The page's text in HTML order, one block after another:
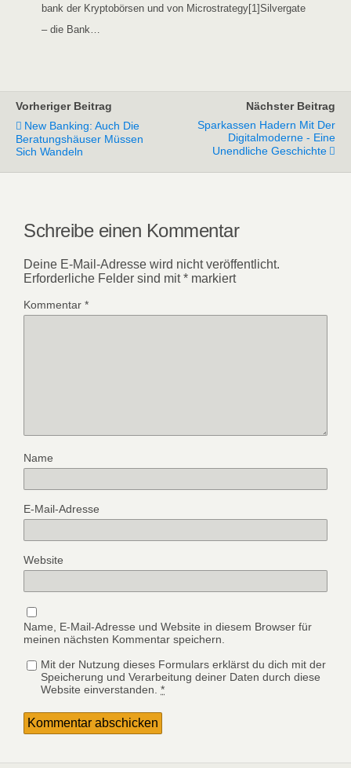
bank der Kryp­to­bör­sen und von Microstra­tegy[1]Sil­ver­ga­te
– die Bank…
Vorheriger Beitrag
New Banking: Auch Die
Beratungshäuser Müssen
Sich Wandeln
Nächster Beitrag
Sparkassen Hadern Mit Der
Digitalmoderne - Eine
Unendliche Geschichte
Schreibe einen Kommentar
Deine E-Mail-Adresse wird nicht veröffentlicht.
Erforderliche Felder sind mit* markiert
Kommentar *
Name
E-Mail-Adresse
Website
Name, E-Mail-Adresse und Website in diesem Browser für
meinen nächsten Kommentar speichern.
Mit der Nutzung dieses Formulars erklärst du dich mit der
Speicherung und Verarbeitung deiner Daten durch diese
Website einverstanden. *